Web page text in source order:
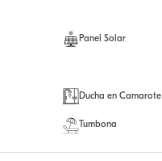
Panel Solar
Ducha en Camarote
Tumbona